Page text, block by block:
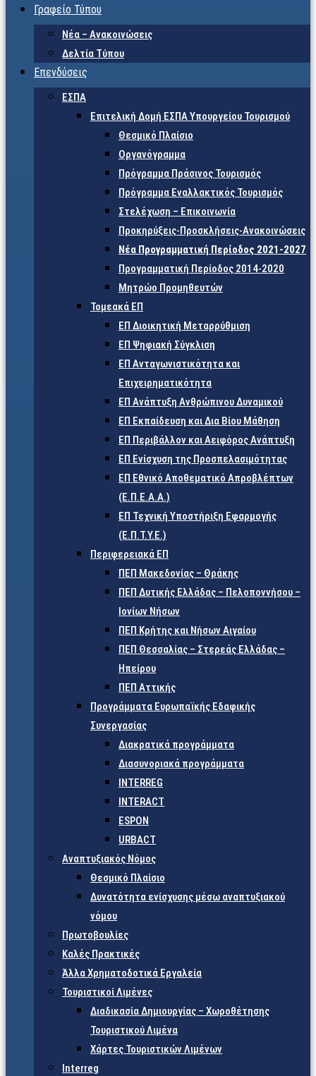
Γραφείο Τύπου
Νέα – Ανακοινώσεις
Δελτία Τύπου
Επενδύσεις
ΕΣΠΑ
Επιτελική Δομή ΕΣΠΑ Υπουργείου Τουρισμού
Θεσμικό Πλαίσιο
Οργανόγραμμα
Πρόγραμμα Πράσινος Τουρισμός
Πρόγραμμα Εναλλακτικός Τουρισμός
Στελέχωση – Επικοινωνία
Προκηρύξεις-Προσκλήσεις-Ανακοινώσεις
Νέα Προγραμματική Περίοδος 2021-2027
Προγραμματική Περίοδος 2014-2020
Μητρώο Προμηθευτών
Τομεακά ΕΠ
ΕΠ Διοικητική Μεταρρύθμιση
ΕΠ Ψηφιακή Σύγκλιση
ΕΠ Ανταγωνιστικότητα και
Επιχειρηματικότητα
ΕΠ Ανάπτυξη Ανθρώπινου Δυναμικού
ΕΠ Εκπαίδευση και Δια Βίου Μάθηση
ΕΠ Περιβάλλον και Αειφόρος Ανάπτυξη
ΕΠ Ενίσχυση της Προσπελασιμότητας
ΕΠ Εθνικό Αποθεματικό Απροβλέπτων
(Ε.Π.Ε.Α.Α.)
ΕΠ Τεχνική Υποστήριξη Εφαρμογής
(Ε.Π.Τ.Υ.Ε.)
Περιφερειακά ΕΠ
ΠΕΠ Μακεδονίας – Θράκης
ΠΕΠ Δυτικής Ελλάδας – Πελοποννήσου –
Ιονίων Νήσων
ΠΕΠ Κρήτης και Νήσων Αιγαίου
ΠΕΠ Θεσσαλίας – Στερεάς Ελλάδας –
Ηπείρου
ΠΕΠ Αττικής
Προγράμματα Ευρωπαϊκής Εδαφικής
Συνεργασίας
Διακρατικά προγράμματα
Διασυνοριακά προγράμματα
INTERREG
INTERACT
ESPON
URBACT
Αναπτυξιακός Νόμος
Θεσμικό Πλαίσιο
Δυνατότητα ενίσχυσης μέσω αναπτυξιακού
νόμου
Πρωτοβουλίες
Καλές Πρακτικές
Άλλα Χρηματοδοτικά Εργαλεία
Τουριστικοί Λιμένες
Διαδικασία Δημιουργίας – Χωροθέτησης
Τουριστικού Λιμένα
Χάρτες Τουριστικών Λιμένων
Interreg